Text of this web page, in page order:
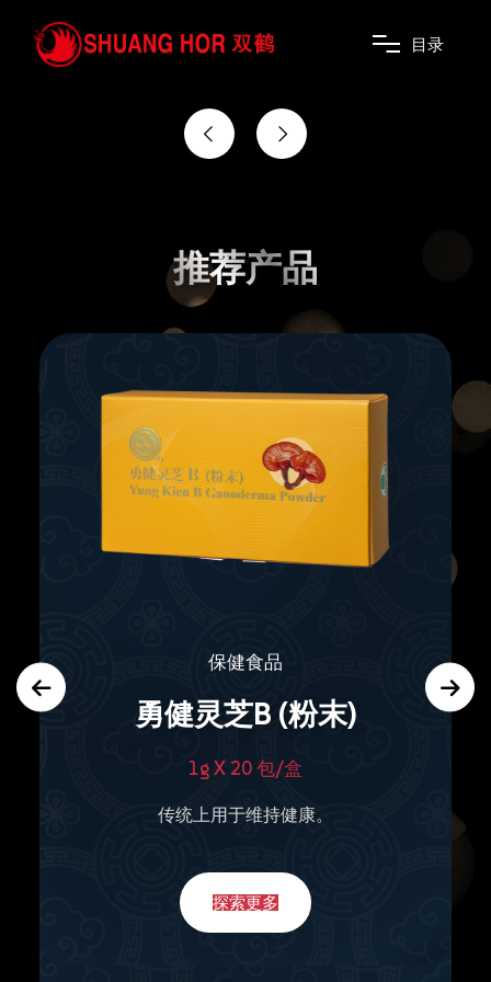
目录
用健康谱写你的幸福剧本
推荐产品
保健食品
勇健灵芝B (粉末)
1g X 20 包/盒
传统上用于维持健康。
探索更多